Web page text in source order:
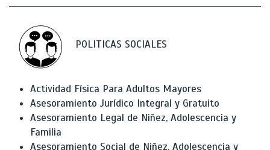
POLITICAS SOCIALES
Actividad Física Para Adultos Mayores
Asesoramiento Jurídico Integral y Gratuito
Asesoramiento Legal de Niñez, Adolescencia y
Familia
Asesoramiento Social de Niñez, Adolescencia y